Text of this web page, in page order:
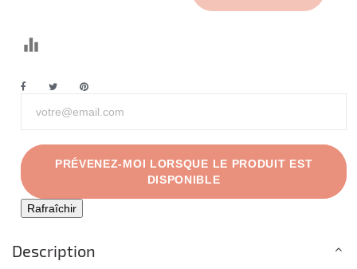
PRÉVENEZ-MOI LORSQUE LE PRODUIT EST
DISPONIBLE
Description